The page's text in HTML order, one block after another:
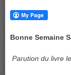
Bonne Semaine
Parution du livre